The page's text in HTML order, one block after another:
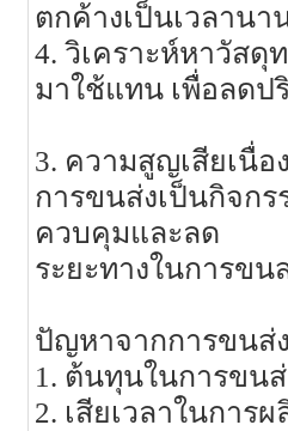
ตกค้างเป็นเวลานา
4. วิเคราะห์หาวัสดุ
มาใช้แทน เพื่อลดป
3. ความสูญเสียเนื่อ
การขนส่งเป็นกิจก
ควบคุมและลด
ระยะทางในการขน
ปัญหาจากการขนส่
1. ต้นทุนในการขนส่
2. เสียเวลาในการผ